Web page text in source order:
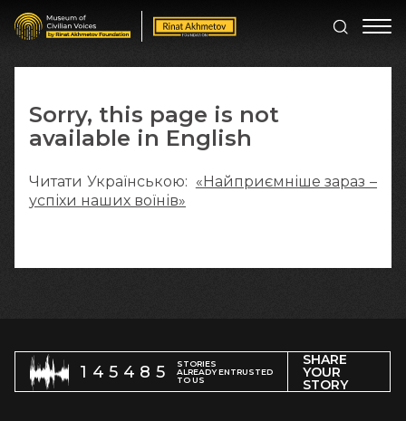
Sorry, this page is not
available in English
Читати Українською: «Найприємніше зараз –
успіхи наших воїнів»
145485
STORIES
ALREADY ENTRUSTED
TO US
SHARE
YOUR
STORY